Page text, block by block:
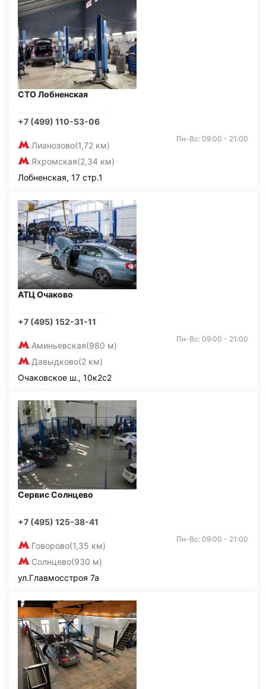
СТО Лобненская
+7 (499) 110-53-06
Лианозово(1,72 км)
Яхромская(2,34 км)
Пн-Вс: 09:00 - 21:00
Лобненская, 17 стр.1
АТЦ Очаково
+7 (495) 152-31-11
Аминьевская(980 м)
Давыдково(2 км)
Пн-Вс: 09:00 - 21:00
Очаковское ш., 10к2с2
Сервис Солнцево
+7 (495) 125-38-41
Говорово(1,35 км)
Солнцево(930 м)
Пн-Вс: 09:00 - 21:00
ул.Главмосстроя 7а